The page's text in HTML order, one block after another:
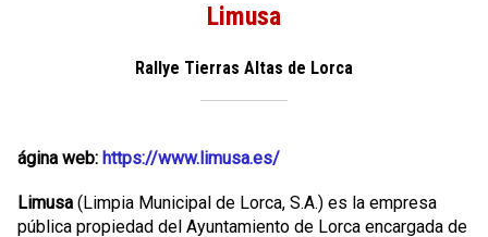
Limusa
Rallye Tierras Altas de Lorca
ágina web: https://www.limusa.es/
Limusa (Limpia Municipal de Lorca, S.A.) es la empresa
pública propiedad del Ayuntamiento de Lorca encargada de